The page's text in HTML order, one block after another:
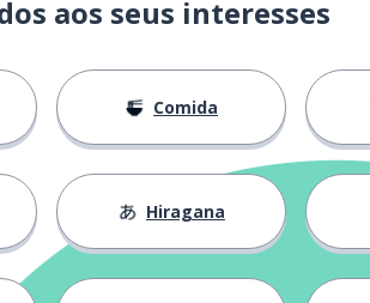
aos seus interesses
Comida
Hiragana